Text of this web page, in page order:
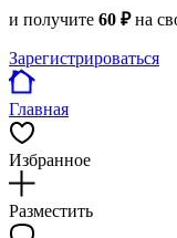
и получите 60 ₽на
Зарегистрироваться
Главная
Избранное
Разместить